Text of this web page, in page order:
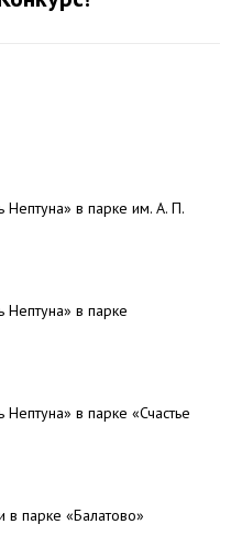
в парке им. А. П.
в парке
в парке «Счастье
в парке «Балатово»